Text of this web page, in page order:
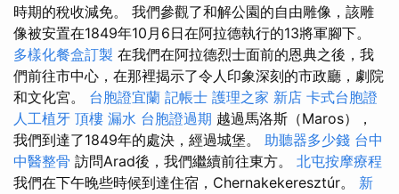
時期的稅收減免。 我們參觀了和解公園的自由雕像，該雕
像被安置在1849年10月6日在阿拉德執行的13將軍腳下。
多樣化餐盒訂製 在我們在阿拉德烈士面前的恩典之後，我
們前往市中心，在那裡揭示了令人印象深刻的市政廳，劇院
和文化宮。 台胞證宜蘭 記帳士 護理之家 新店 卡式台胞證
人工植牙 頂樓 漏水 台胞證過期 越過馬洛斯（Maros），
我們到達了1849年的處決，經過城堡。 助聽器多少錢 台中
中醫整骨 訪問Arad後，我們繼續前往東方。 北屯按摩療程
我們在下午晚些時候到達住宿，Chernakekeresztúr。 新